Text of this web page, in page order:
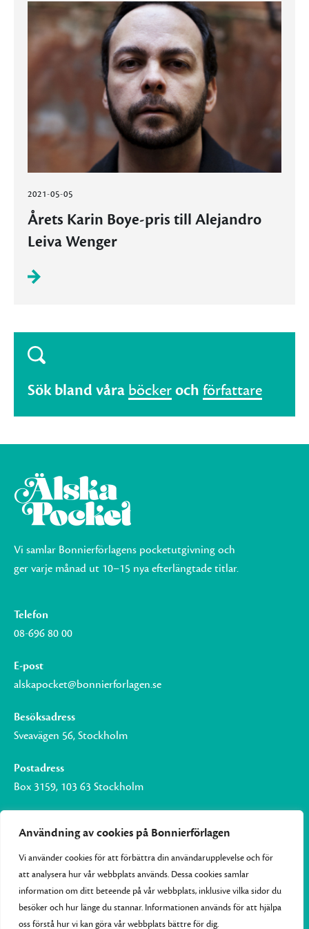
Användning av cookies på Bonnierförlagen
Vi använder cookies för att förbättra din användarupplevelse och för
att analysera hur vår webbplats används. Dessa cookies samlar
information om ditt beteende på vår webbplats, inklusive vilka sidor du
besöker och hur länge du stannar. Informationen används för att hjälpa
oss förstå hur vi kan göra vår webbplats bättre för dig.
2021-05-05
Årets Karin Boye-pris till Alejandro
Leiva Wenger
Sök bland våra böckeroch författare
Vi samlar Bonnierförlagens pocketutgivning och
ger varje månad ut 10–15 nya efterlängtade titlar.
Telefon
08-696 80 00
E-post
alskapocket@bonnierforlagen.se
Besöksadress
Sveavägen 56, Stockholm
Postadress
Box 3159, 103 63 Stockholm
Om Bonnierförlagen
Cookies
Integritetspolicy